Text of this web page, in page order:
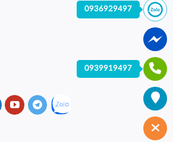
0936929497
0939919497